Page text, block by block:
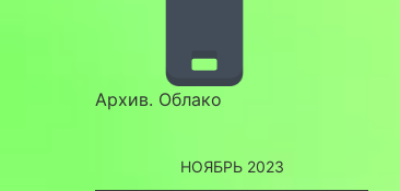
Архив. Облако
НОЯБРЬ 2023